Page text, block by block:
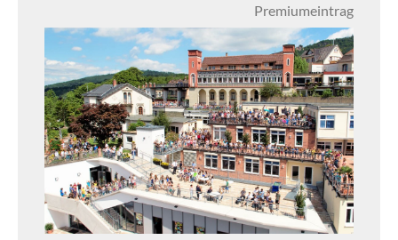
Premiumeintrag